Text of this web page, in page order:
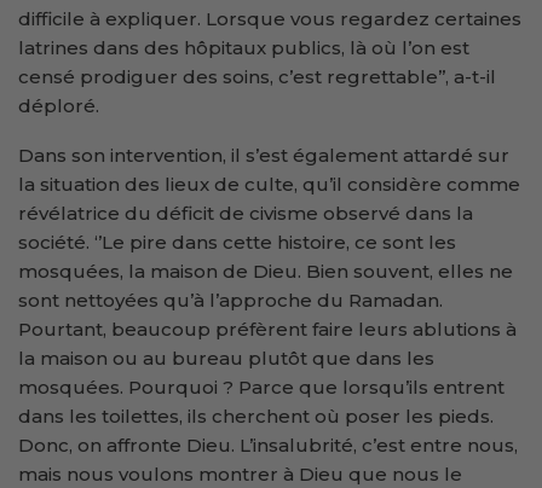
difficile à expliquer. Lorsque vous regardez certaines
latrines dans des hôpitaux publics, là où l’on est
censé prodiguer des soins, c’est regrettable’’, a-t-il
déploré.
Dans son intervention, il s’est également attardé sur
la situation des lieux de culte, qu’il considère comme
révélatrice du déficit de civisme observé dans la
société. ‘’Le pire dans cette histoire, ce sont les
mosquées, la maison de Dieu. Bien souvent, elles ne
sont nettoyées qu’à l’approche du Ramadan.
Pourtant, beaucoup préfèrent faire leurs ablutions à
la maison ou au bureau plutôt que dans les
mosquées. Pourquoi ? Parce que lorsqu’ils entrent
dans les toilettes, ils cherchent où poser les pieds.
Donc, on affronte Dieu. L’insalubrité, c’est entre nous,
mais nous voulons montrer à Dieu que nous le